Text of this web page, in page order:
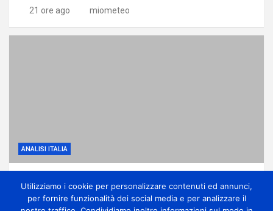
21 ore ago miometeo
ANALISI ITALIA
qualche temporale di calore
Utilizziamo i cookie per personalizzare contenuti ed annunci,
per fornire funzionalità dei social media e per analizzare il